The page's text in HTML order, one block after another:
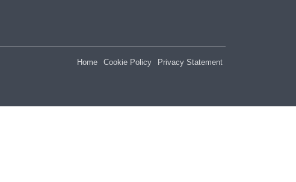
Home Cookie Policy Privacy Statement